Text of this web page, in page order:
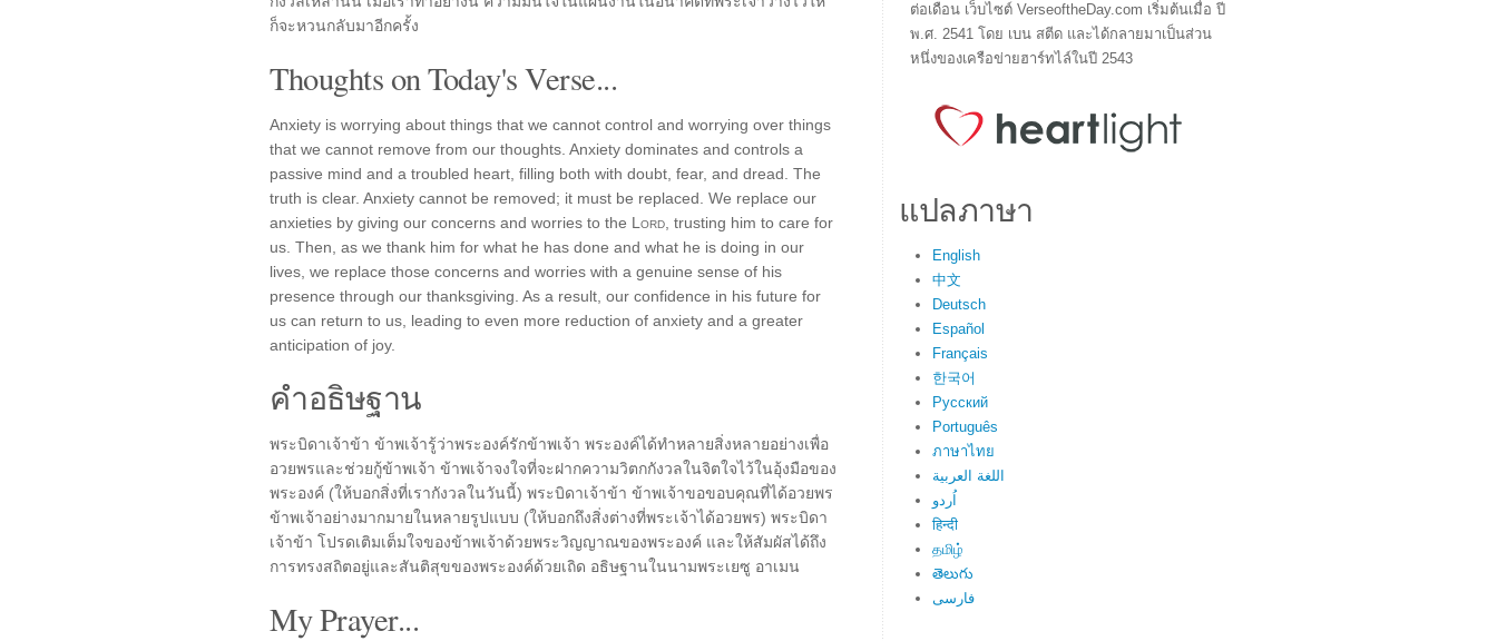
ก็จะหวนกลับมาอีกครั้ง
Thoughts on Today's Verse...
Anxiety is worrying about things that we cannot control and worrying over things
that we cannot remove from our thoughts. Anxiety dominates and controls a
passive mind and a troubled heart, filling both with doubt, fear, and dread. The
truth is clear. Anxiety cannot be removed; it must be replaced. We replace our
anxieties by giving our concerns and worries to the Lord , trusting him to care for
us. Then, as we thank him for what he has done and what he is doing in our
lives, we replace those concerns and worries with a genuine sense of his
presence through our thanksgiving. As a result, our confidence in his future for
us can return to us, leading to even more reduction of anxiety and a greater
anticipation of joy.
คำอธิษฐาน
พระบิดาเจ้าข้า ข้าพเจ้ารู้ว่าพระองค์รักข้าพเจ้า พระองค์ได้ทำหลายสิ่งหลายอย่างเพื่อ
อวยพรและช่วยกู้ข้าพเจ้า ข้าพเจ้าจงใจที่จะฝากความวิตกกังวลในจิตใจไว้ในอุ้งมือของ
พระองค์ (ให้บอกสิ่งที่เรากังวลในวันนี้) พระบิดาเจ้าข้า ข้าพเจ้าขอขอบคุณที่ได้อวยพร
ข้าพเจ้าอย่างมากมายในหลายรูปแบบ (ให้บอกถึงสิ่งต่างที่พระเจ้าได้อวยพร) พระบิดา
เจ้าข้า โปรดเติมเต็มใจของข้าพเจ้าด้วยพระวิญญาณของพระองค์ และให้สัมผัสได้ถึง
การทรงสถิตอยู่และสันติสุขของพระองค์ด้วยเถิด อธิษฐานในนามพระเยซู อาเมน
My Prayer...
ต่อเดือน เว็บไซต์ VerseoftheDay.com เริ่มต้นเมื่อ ปี
พ.ศ. 2541 โดย เบน สตีด และได้กลายมาเป็นส่วน
หนึ่งของเครือข่ายฮาร์ทไล์ในปี 2543
แปลภาษา
English
中文
Deutsch
Español
Français
한국어
Русский
Português
ภาษาไทย
اللغة العربية
اُردو
हिन्दी
தமிழ்
తెలుగు
فارسی